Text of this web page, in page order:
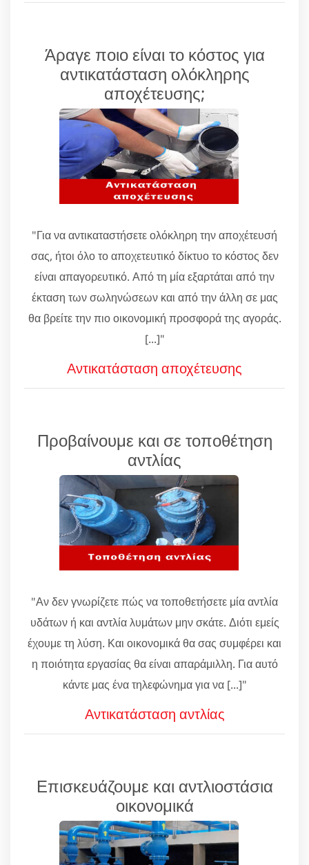
Άραγε ποιο είναι το κόστος για
αντικατάσταση ολόκληρης
αποχέτευσης;
"Για να αντικαταστήσετε ολόκληρη την αποχέτευσή
σας, ήτοι όλο το αποχετευτικό δίκτυο το κόστος δεν
είναι απαγορευτικό. Από τη μία εξαρτάται από την
έκταση των σωληνώσεων και από την άλλη σε μας
θα βρείτε την πιο οικονομική προσφορά της αγοράς.
[...]"
Αντικατάσταση αποχέτευσης
Προβαίνουμε και σε τοποθέτηση
αντλίας
"Αν δεν γνωρίζετε πώς να τοποθετήσετε μία αντλία
υδάτων ή και αντλία λυμάτων μην σκάτε. Διότι εμείς
έχουμε τη λύση. Και οικονομικά θα σας συμφέρει και
η ποιότητα εργασίας θα είναι απαράμιλλη. Για αυτό
κάντε μας ένα τηλεφώνημα για να [...]"
Αντικατάσταση αντλίας
Επισκευάζουμε και αντλιοστάσια
οικονομικά